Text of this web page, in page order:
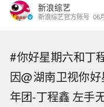
新浪综艺
新浪综艺官方账号 06
#你好星期六和丁
因@湖南卫视你
年团-丁程鑫 左手